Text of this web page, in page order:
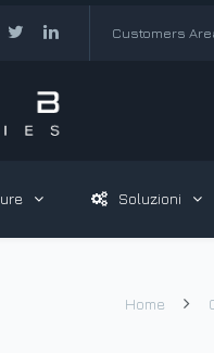
Customers
Soluzioni
Home